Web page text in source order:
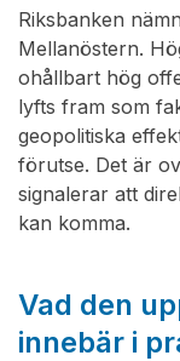
Riksbanken
Mellanöstern.
ohållbart hög
lyfts fram som
geopolitiska
förutse. Det är
signalerar att
kan komma.
Vad den
innebär i